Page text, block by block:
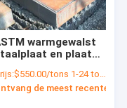
warmgewalst
en plaat
$550.00/tons 1-24 tons
de meest recente